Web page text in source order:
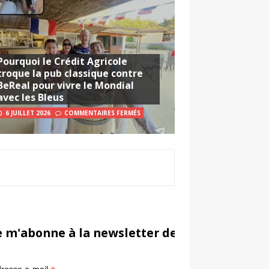
le Crédit Agricole
la pub classique contre
pour vivre le Mondial
les Bleus
6 JUILLET 2026 COMMENTAIRES FERMÉS
m'abonne à la newsletter de